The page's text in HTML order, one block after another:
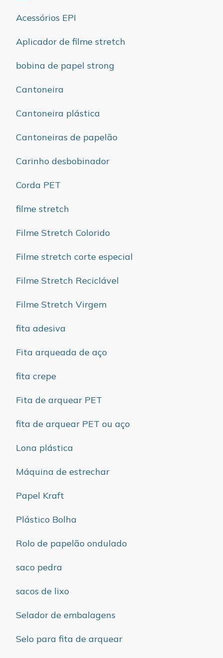
Acessórios EPI
Aplicador de filme stretch
bobina de papel strong
Cantoneira
Cantoneira plástica
Cantoneiras de papelão
Carinho desbobinador
Corda PET
filme stretch
Filme Stretch Colorido
Filme stretch corte especial
Filme Stretch Reciclável
Filme Stretch Virgem
fita adesiva
Fita arqueada de aço
fita crepe
Fita de arquear PET
fita de arquear PET ou aço
Lona plástica
Máquina de estrechar
Papel Kraft
Plástico Bolha
Rolo de papelão ondulado
saco pedra
sacos de lixo
Selador de embalagens
Selo para fita de arquear